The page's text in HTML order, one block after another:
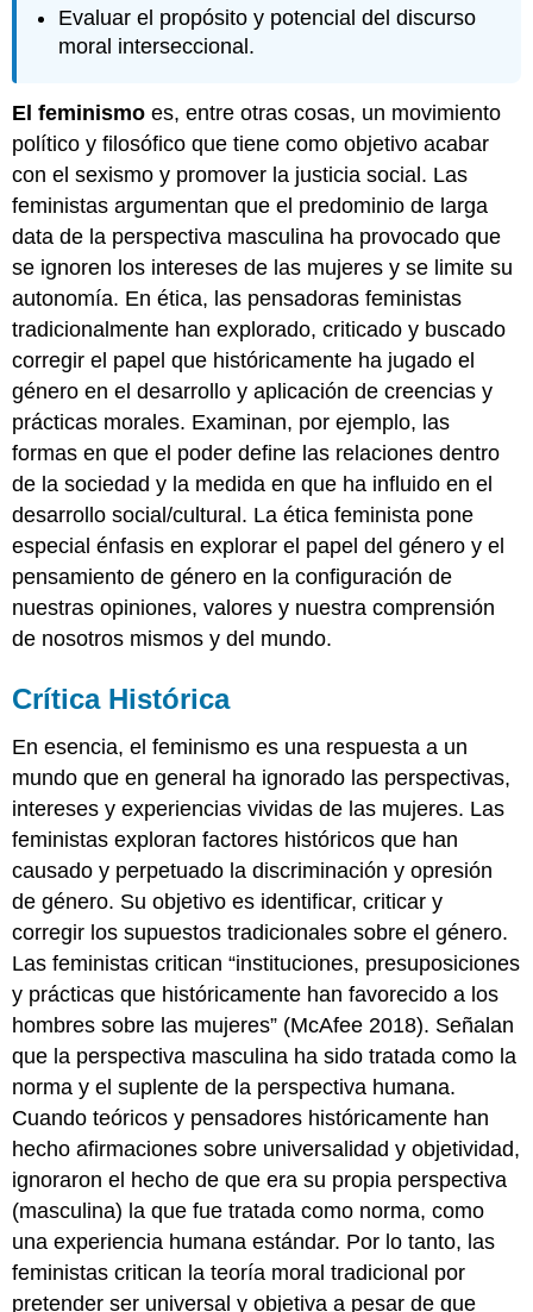
Binarismo
Género
Esencialismo
Ética
la
Atención
La
relación
de
cuidado
como
paradigma
ético
asentimientos
en
el
cuidado
Interseccionalidad
de
Marcos
Morales
Evaluar el propósito y potencial del discurso
moral interseccional.
El feminismo es, entre otras cosas, un movimiento
político y filosófico que tiene como objetivo acabar
con el sexismo y promover la justicia social. Las
feministas argumentan que el predominio de larga
data de la perspectiva masculina ha provocado que
se ignoren los intereses de las mujeres y se limite su
autonomía. En ética, las pensadoras feministas
tradicionalmente han explorado, criticado y buscado
corregir el papel que históricamente ha jugado el
género en el desarrollo y aplicación de creencias y
prácticas morales. Examinan, por ejemplo, las
formas en que el poder define las relaciones dentro
de la sociedad y la medida en que ha influido en el
desarrollo social/cultural. La ética feminista pone
especial énfasis en explorar el papel del género y el
pensamiento de género en la configuración de
nuestras opiniones, valores y nuestra comprensión
de nosotros mismos y del mundo.
Crítica Histórica
En esencia, el feminismo es una respuesta a un
mundo que en general ha ignorado las perspectivas,
intereses y experiencias vividas de las mujeres. Las
feministas exploran factores históricos que han
causado y perpetuado la discriminación y opresión
de género. Su objetivo es identificar, criticar y
corregir los supuestos tradicionales sobre el género.
Las feministas critican “instituciones, presuposiciones
y prácticas que históricamente han favorecido a los
hombres sobre las mujeres” (McAfee 2018). Señalan
que la perspectiva masculina ha sido tratada como la
norma y el suplente de la perspectiva humana.
Cuando teóricos y pensadores históricamente han
hecho afirmaciones sobre universalidad y objetividad,
ignoraron el hecho de que era su propia perspectiva
(masculina) la que fue tratada como norma, como
una experiencia humana estándar. Por lo tanto, las
feministas critican la teoría moral tradicional por
pretender ser universal y objetiva a pesar de que